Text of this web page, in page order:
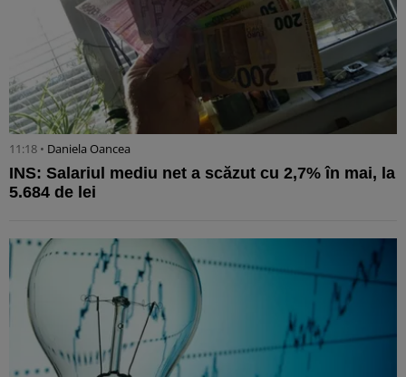
11:18 • Daniela Oancea
INS: Salariul mediu net a scăzut cu 2,7% în mai, la
5.684 de lei